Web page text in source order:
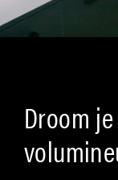
Droom